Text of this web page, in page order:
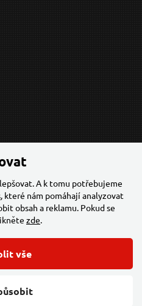
cookies
A k tomu potřebujeme
, které nám pomáhají analyzovat
obsah a reklamu. Pokud se
zde.
vše